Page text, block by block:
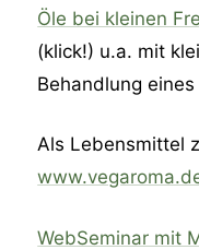
Öle bei kleinen
(klick!) u.a. mit
Behandlung
Als Lebensmittel
WebSeminar mit